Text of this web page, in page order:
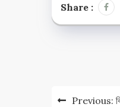
Share :
Previous: